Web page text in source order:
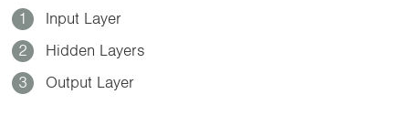
1
Input Layer
2
Hidden Layers
3
Output Layer